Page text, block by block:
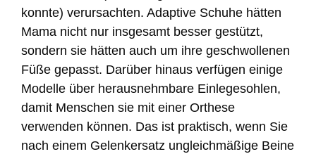
konnte) verursachten. Adaptive Schuhe hätten
Mama nicht nur insgesamt besser gestützt,
sondern sie hätten auch um ihre geschwollenen
Füße gepasst. Darüber hinaus verfügen einige
Modelle über herausnehmbare Einlegesohlen,
damit Menschen sie mit einer Orthese
verwenden können. Das ist praktisch, wenn Sie
nach einem Gelenkersatz ungleichmäßige Beine